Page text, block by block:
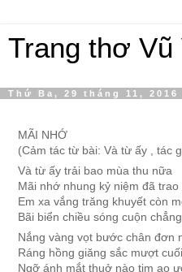
Trang thơ Vũ
Thứ Ba, 29 tháng 11, 2016
MÃI NHỚ
(Cảm tác từ bài: Và từ ấy , tác
Và từ ấy trải bao mùa thu nữa
Mãi nhớ nhung kỷ niệm đã trao
Em xa vắng trăng khuyết còn
Bãi biển chiều sóng cuộn
Nắng vàng vọt bước chân đơn
Ráng hồng giăng sắc mượt
Ngỡ ánh mắt thuở nào tim ao